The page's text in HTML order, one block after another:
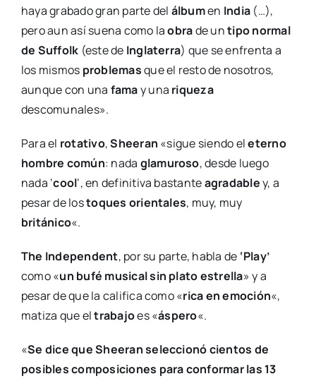
haya grabado gran parte del álbumen India (…),
pero aun así suena como laobrade untipo normal
de Suffolk (este de Inglaterra) que se enfrenta a
los mismos problemasque el resto de nosotros,
aunque con una famay una riqueza
descomunales».
Para el rotativo,Sheeran «sigue siendo eleterno
hombre común: nada glamuroso, desde luego
nada ‘cool‘, en definitiva bastanteagradabley, a
pesar de lostoques orientales, muy, muy
británico«.
The Independent, por su parte, habla de ‘Play’
como «un bufé musical sin plato estrella» y a
pesar de que la califica como «rica en emoción«,
matiza que eltrabajoes «áspero«.
«Se dice que Sheeran seleccionó cientos de
posibles composiciones para conformar las 13